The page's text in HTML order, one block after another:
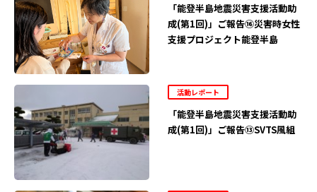
「能登半島地震災害支援活動助
成(第1回)」ご報告⑯災害時女性
支援プロジェクト能登半島
活動レポート
「能登半島地震災害支援活動助
成(第1回)」ご報告⑬SVTS風組